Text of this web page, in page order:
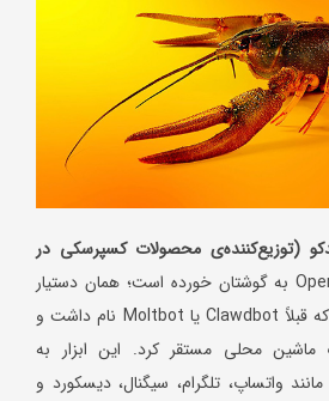
(توزیع‌کننده‌ی محصولات کسپرسکی در
احتمالاً نام OpenClaw به گوشتان خورده است؛ همان دستیار
هوش مصنوعی متن‌بازی که قبلاً Clawdbot یا Moltbot نام داشت و
محلی مستقر کرد. این ابزار به
واتساپ، تلگرام، سیگنال، دیسکورد و